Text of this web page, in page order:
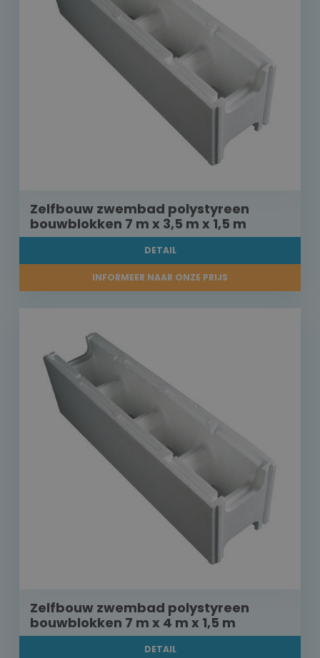
Zelfbouw zwembad polystyreen
bouwblokken 7 m x 3,5 m x 1,5 m
DETAIL
INFORMEER NAAR ONZE PRIJS
Zelfbouw zwembad polystyreen
bouwblokken 7 m x 4 m x 1,5 m
DETAIL